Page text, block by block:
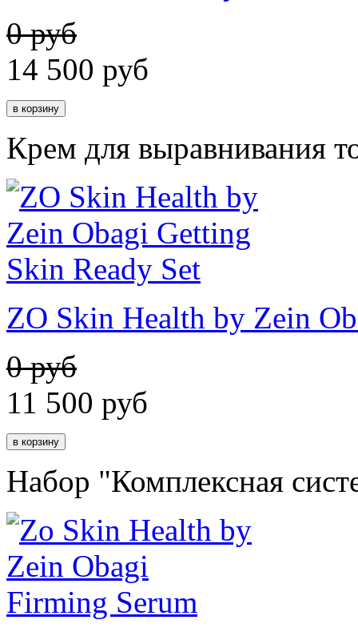
0 руб
14 500 руб
Крем для выравнивания
ZO Skin Health by Zein
0 руб
11 500 руб
Набор "Комплексная